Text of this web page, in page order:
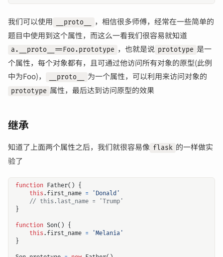
我们可以使用 __proto__
，相信很多师傅，经常在一些简单的
题目中使用到这个属性，而这么一看我们很容易就知道
a.__proto__==Foo.prototype ，也就是说 prototype 是一
个属性，每个对象都有，且可通过他访问所有对象的原型(此例
中为Foo)，
__proto__ 为一个属性，可以利用来访问对象的
prototype 属性，最后达到访问原型的效果
继承
知道了上面两个属性之后，我们就很容易像 flask 的一样做实
验了
function Father() {
this . first_name =
'Donald'
}
function Son() {
this . first_name =
'Melania'
}